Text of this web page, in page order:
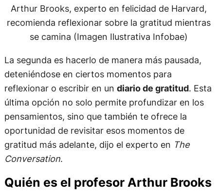
Arthur Brooks, experto en felicidad de Harvard,
recomienda reflexionar sobre la gratitud mientras
se camina (Imagen Ilustrativa Infobae)
La segunda es hacerlo de manera más pausada,
deteniéndose en ciertos momentos para
reflexionar o escribir en un diario de gratitud. Esta
última opción no solo permite profundizar en los
pensamientos, sino que también te ofrece la
oportunidad de revisitar esos momentos de
gratitud más adelante, dijo el experto en The
Conversation.
Quién es el profesor Arthur Brooks